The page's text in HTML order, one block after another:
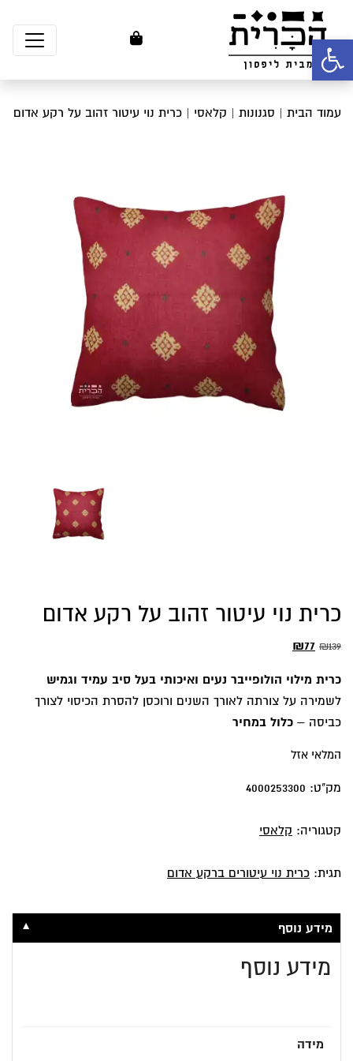
פתח סרגל נגישות
עמוד הבית | סגנונות | קלאסי | כרית נוי עיטור זהוב על רקע אדום
כרית נוי עיטור זהוב על רקע אדום
₪139
המחיר
היה:
₪139.
₪77
הוא:
₪77.
כרית מילוי הולופייבר נעים ואיכותי בעל סיב עמיד וגמיש
לשמירה על צורתה לאורך השנים ורוכסן להסרת הכיסוי לצורך
כביסה – כלול במחיר
המלאי אזל
מק"ט: 4000253300
קטגוריה: קלאסי
תגית: כרית נוי עיטורים ברקע אדום
מידע נוסף ▼
מידע נוסף
מידה